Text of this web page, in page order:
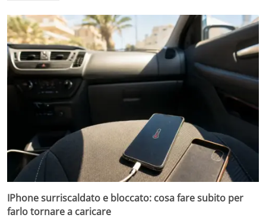
IPhone surriscaldato e bloccato: cosa fare subito per
farlo tornare a caricare